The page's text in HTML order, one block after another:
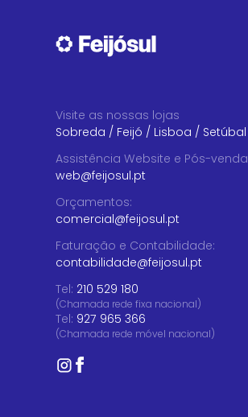
Visite as nossas lojas
Sobreda / Feijó / Lisboa / Setúbal
Assistência Website e Pós-venda
web@feijosul.pt
Orçamentos:
comercial@feijosul.pt
Faturação e Contabilidade:
contabilidade@feijosul.pt
Tel: 210 529 180
(Chamada rede fixa nacional)
Tel: 927 965 366
(Chamada rede móvel nacional)